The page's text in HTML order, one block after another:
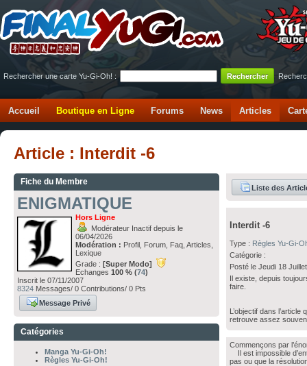
Rechercher une carte Yu-Gi-Oh! :
Accueil Boutique en Ligne Forums News Articles
Article : Interdit -6
Fiche du Membre
ENIGMATIQUE
Hors Ligne
Modérateur Inactif depuis le
06/04/2026
Modération : Profil, Forum, Faq, Articles,
Lexique
Grade : [Super Modo]
Echanges 100 % (74)
Inscrit le 07/11/2007
8324 Messages/ 0 Contributions/ 0 Pts
Message Privé
Catégories
Manga Yu-Gi-Oh!
Règles Yu-Gi-Oh!
Liste des
Interdit -6
Type : Règles Yu-Gi-
Catégorie :
Posté le Jeudi 18
Il existe, depuis
faire.
L’objectif dans
retrouve assez
Commençons par
Il est impossible
pas ou que la